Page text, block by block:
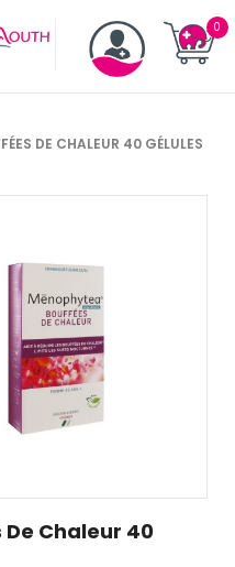
DE CHALEUR 40 GÉLULES
Chaleur 40